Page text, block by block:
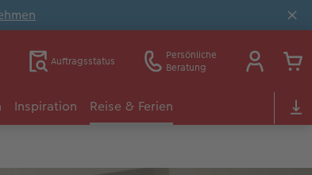
Auftragsstatus
Persönliche
Beratung
Inspiration Reise & Ferien